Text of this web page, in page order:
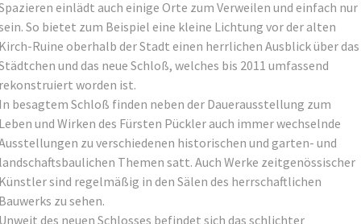
einlädt auch einige Orte zum Verweilen und einfach nur
So bietet zum Beispiel eine kleine Lichtung vor der alten
Ruine oberhalb der Stadt einen herrlichen Ausblick über das
und das neue Schloß, welches bis 2011 umfassend
worden ist.
besagtem Schloß finden neben der Dauerausstellung zum
und Wirken des Fürsten Pückler auch immer wechselnde
zu verschiedenen historischen und garten- und
Themen satt. Auch Werke zeitgenössischer
sind regelmäßig in den Sälen des herrschaftlichen
zu sehen.
des neuen Schlosses befindet sich das schlichter